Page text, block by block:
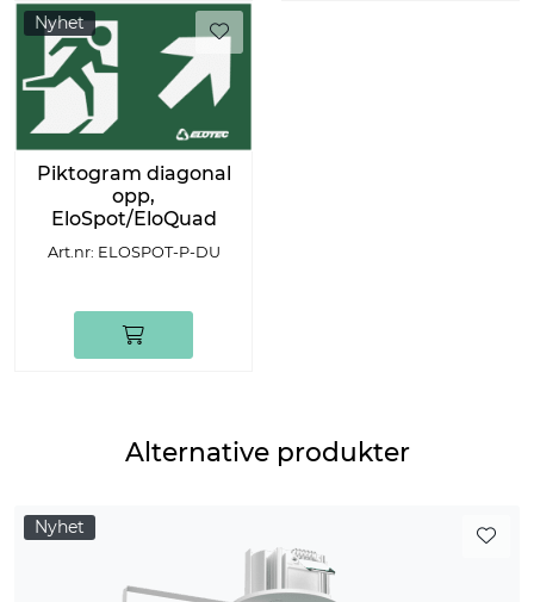
Nyhet
Piktogram diagonal
opp,
EloSpot/EloQuad
Art.nr: ELOSPOT-P-DU
Alternative produkter
Nyhet